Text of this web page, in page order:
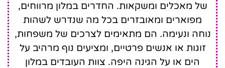
של מאכלים ומשקאות. החדרים במלון מרווחים,
מפוארים ומאובזרים בכל מה שנדרש לשהות
נוחה ונעימה. הם מתאימים לצרכים של משפחות,
זוגות או אנשים פרטיים, ומציעים נוף מרהיב על
הים או על הגינה היפה. צוות העובדים במלון